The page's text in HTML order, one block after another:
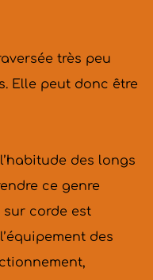
très peu
Elle peut donc être
des longs
ce genre
sur corde est
des